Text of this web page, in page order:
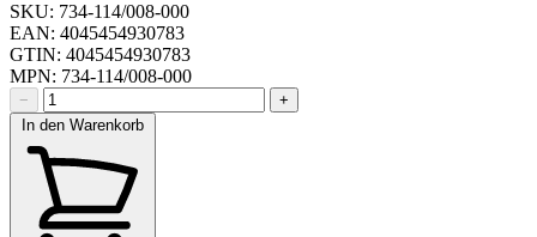
SKU: 734-114/008-000
EAN: 4045454930783
GTIN: 4045454930783
MPN: 734-114/008-000
−
+
In den Warenkorb